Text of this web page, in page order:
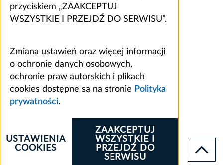
przyciskiem „ZAAKCEPTUJ
WSZYSTKIE I PRZEJDŹ DO SERWISU”.
Zmiana ustawień oraz więcej informacji
o ochronie danych osobowych,
ochronie praw autorskich i plikach
cookies dostępne są na stronie Polityka
prywatności.
ZAAKCEPTUJ
WSZYSTKIE I
PRZEJDŹ DO
SERWISU
USTAWIENIA
COOKIES